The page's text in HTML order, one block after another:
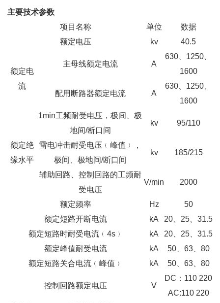
主要技术参数
项目名称
单位
数据
额定电压
kv 40.5
额定电
流
主母线额定电流 A
630、1250、
1600
配用断路器额定电流 A
630、1250、
1600
额定绝
缘水平
1min工频耐受电压，极间、极
地间/断口间
kv 95/110
雷电冲击耐受电压﹙峰值﹚，
极间、极地间/断口间
kv 185/215
辅助回路、控制回路的工频耐
受电压
V/min 2000
额定频率 Hz
50
额定短路开断电流
kA
20、25、31.5
额定短路时耐受电流﹙4s﹚
kA
20、25、31.5
额定峰值耐受电流
kA
50、63、80
额定短路关合电流﹙峰值﹚
kA 50、63、80
控制回路额定电压 V
DC：110 220
AC:110 220